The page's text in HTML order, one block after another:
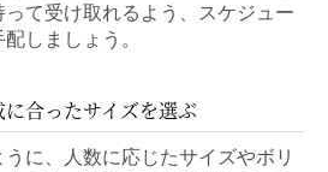
て受け取れるよう、スケジュー
しましょう。
合ったサイズを選ぶ
に、人数に応じたサイズやボリ